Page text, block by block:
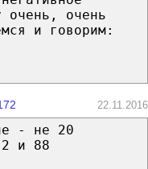
очень, очень
и говорим:
22.11.2016
- не 20
и 88